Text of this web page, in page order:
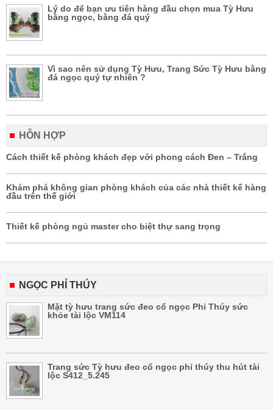
Lý do để bạn ưu tiên hàng đầu chọn mua Tỳ Hưu
bằng ngọc, bằng đá quý
Vì sao nên sử dụng Tỳ Hưu, Trang Sức Tỳ Hưu bằng
đá ngọc quý tự nhiên ?
HỖN HỢP
Cách thiết kế phòng khách đẹp với phong cách Đen – Trắng
Khám phá không gian phòng khách của các nhà thiết kế hàng
đầu trên thế giới
Thiết kế phòng ngủ master cho biệt thự sang trọng
NGỌC PHỈ THÚY
Mặt tỳ hưu trang sức đeo cổ ngọc Phỉ Thúy sức
khỏe tài lộc VM114
Trang sức Tỳ hưu đeo cổ ngọc phỉ thúy thu hút tài
lộc S412_5.245